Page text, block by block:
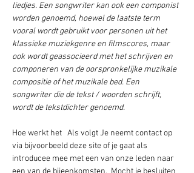
liedjes. Een songwriter kan ook een componist
worden genoemd, hoewel de laatste term
vooral wordt gebruikt voor personen uit het
klassieke muziekgenre en filmscores, maar
ook wordt geassocieerd met het schrijven en
componeren van de oorspronkelijke muzikale
compositie of het muzikale bed. Een
songwriter die de tekst / woorden schrijft,
wordt de tekstdichter genoemd.
Hoe werkt het   Als volgt Je neemt contact op
via bijvoorbeeld deze site of je gaat als
introducee mee met een van onze leden naar